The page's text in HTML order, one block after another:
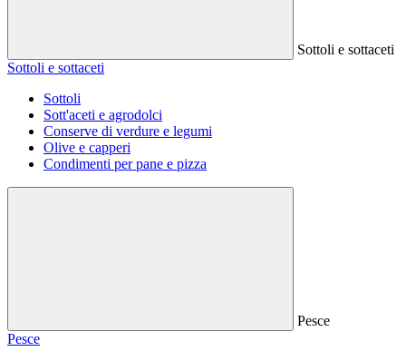
Sottoli e sottaceti
Sottoli e sottaceti
Sottoli
Sott'aceti e agrodolci
Conserve di verdure e legumi
Olive e capperi
Condimenti per pane e pizza
Pesce
Pesce